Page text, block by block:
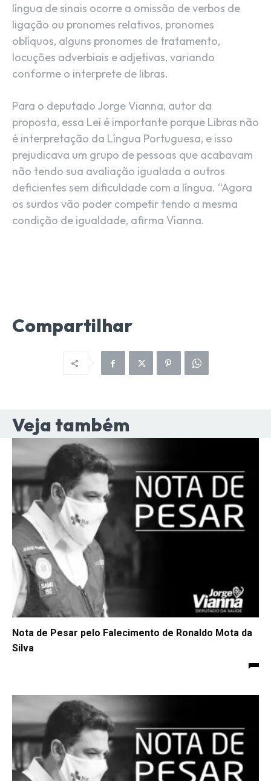
língua de sinais ocorre a omissão de verbos de
ligação ou pronomes relativos, pronomes
oblíquos, alguns pronomes de tratamento,
locuções adverbiais e adjetivas, variando
conforme o interprete de libras.
Para o deputado Jorge Vianna, autor da
proposta, essa Lei é importante porque Libras não
é interpretação da Língua Portuguesa, e isso
prejudicava um grupo de pessoas que acabavam
não tendo sua avaliação igualada a outros
deficientes sem dificuldade com a língua. “Agora
os surdos vão poder competir tendo a mesma
condição de igualdade, afirma Vianna.
Compartilhar
Veja também
Nota de Pesar pelo Falecimento de Ronaldo Mota da
Silva